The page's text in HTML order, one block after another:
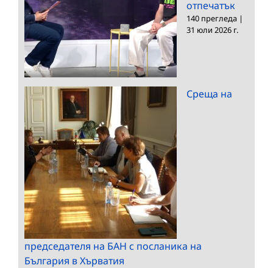
отпечатък
140 прегледа |
31 юли 2026 г.
Среща на
председателя на БАН с посланика на
България в Хърватия